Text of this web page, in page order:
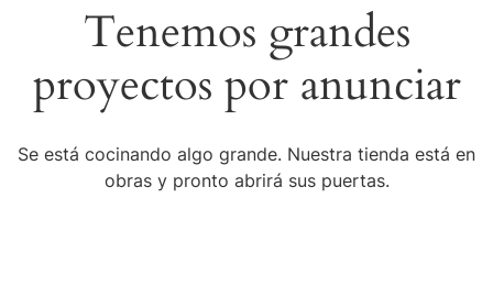
Tenemos grandes
proyectos por anunciar
Se está cocinando algo grande. Nuestra tienda está en
obras y pronto abrirá sus puertas.